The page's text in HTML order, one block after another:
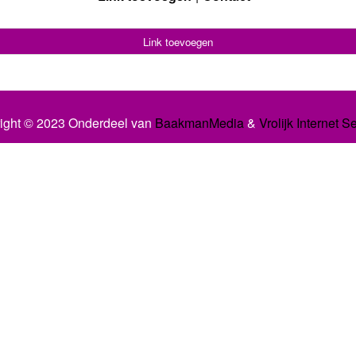
Link toevoegen
© 2023 Onderdeel van BaakmanMedia& Vrolijk Internet